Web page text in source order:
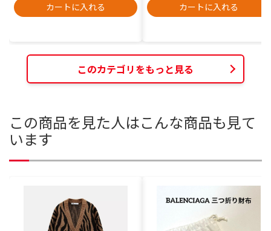
カートに入れる カートに入れる
このカテゴリをもっと見る
この商品を見た人はこんな商品も見て
います